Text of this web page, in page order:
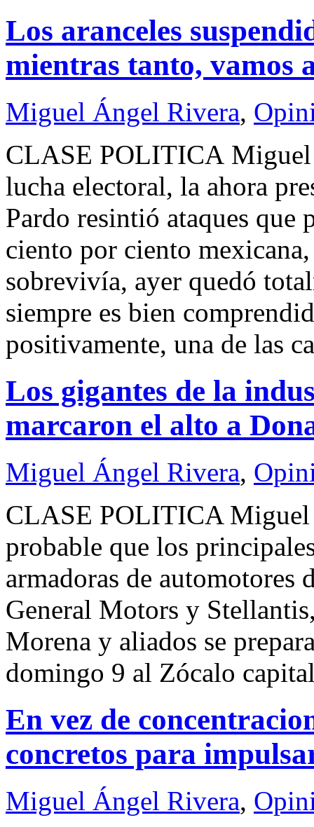
Los aranceles
mientras tanto, vamos
Miguel Ángel Rivera,
CLASE POLITICA
lucha electoral, la ahora
Pardo resintió ataques que
ciento por ciento
sobrevivía, ayer quedó
siempre es bien
positivamente, una de las
Los gigantes de la
marcaron el alto a
Miguel Ángel Rivera,
CLASE POLITICA
probable que los
armadoras de automotores
General Motors y
Morena y aliados se
domingo 9 al Zócalo
En vez de
concretos para
Miguel Ángel Rivera,